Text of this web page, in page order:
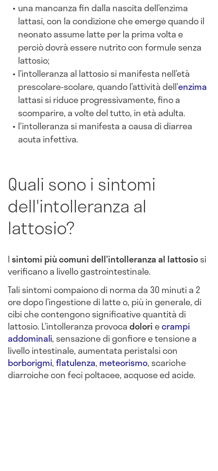
una mancanza fin dalla nascita dell’enzima
lattasi, con la condizione che emerge quando il
neonato assume latte per la prima volta e
perciò dovrà essere nutrito con formule senza
lattosio;
l’intolleranza al lattosio si manifesta nell’età
prescolare-scolare, quando l’attività dell’enzima
lattasi si riduce progressivamente, fino a
scomparire, a volte del tutto, in età adulta.
l'intolleranza si manifesta a causa di diarrea
acuta infettiva.
Quali sono i sintomi
dell'intolleranza al
lattosio?
Isintomi più comunidell’intolleranza al lattosiosi
verificano a livello gastrointestinale.
Tali sintomi compaiono di norma da 30 minuti a 2
ore dopo l’ingestione di latte o, più in generale, di
cibi che contengono significative quantità di
lattosio. L’intolleranza provocadoloriecrampi
addominali, sensazione di gonfiore e tensione a
livello intestinale, aumentata peristalsi con
borborigmi,flatulenza, meteorismo, scariche
diarroiche con feci poltacee, acquose ed acide.